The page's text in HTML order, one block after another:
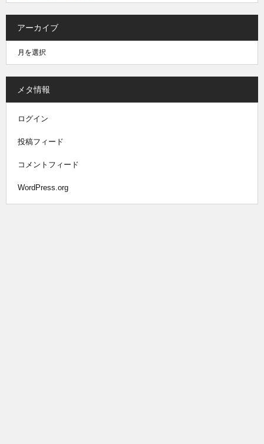
アーカイブ
メタ情報
ログイン
投稿フィード
コメントフィード
WordPress.org